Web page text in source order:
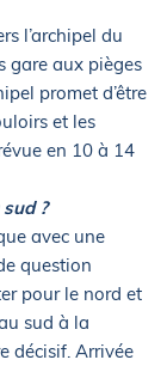
l’archipel du
gare aux pièges
promet d’être
et les
en 10 à 14
?
avec une
question
pour le nord et
sud à la
décisif. Arrivée